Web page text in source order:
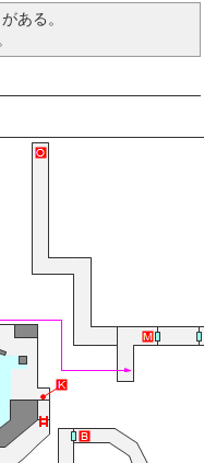
ある。